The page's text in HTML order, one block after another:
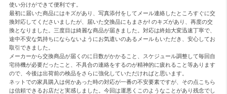
使い分けができて便利です。
最初に届いた商品にはキズがあり、写真添付をしてメール連絡したところすぐに交
換対応してくださいましたが、届いた交換品にもまさか! のキズがあり、再度の交
換となりました。三度目は綺麗な商品が届きました。対応は終始大変迅速丁寧で、
途中不安な気持ちにならないようにお気遣いのあるメールもいただき、安心してお
取引できました。
メーカーから交換商品が届くのに日数がかかること、スケジュール調整して毎回自
宅待機が必要だったこと、不具合の連絡をするのが精神的に疲れること等あります
ので、今後は出荷前の検品をさらに強化していただければと思います。
ネットでの家具購入は何かあった時の対応が一番の不安要素ですが、その点こちら
は信頼できるお店だと実感しました。今回は運悪くこのようなことがあり残念でし